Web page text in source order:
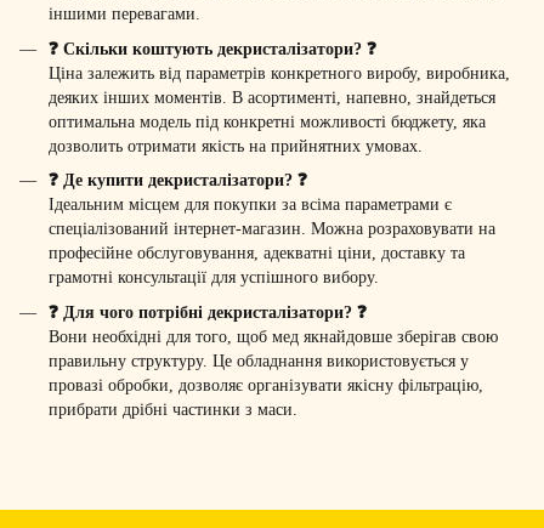
іншими перевагами.
❓ Скільки коштують декристалізатори? ❓
Ціна залежить від параметрів конкретного виробу, виробника,
деяких інших моментів. В асортименті, напевно, знайдеться
оптимальна модель під конкретні можливості бюджету, яка
дозволить отримати якість на прийнятних умовах.
❓ Де купити декристалізатори? ❓
Ідеальним місцем для покупки за всіма параметрами є
спеціалізований інтернет-магазин. Можна розраховувати на
професійне обслуговування, адекватні ціни, доставку та
грамотні консультації для успішного вибору.
❓ Для чого потрібні декристалізатори? ❓
Вони необхідні для того, щоб мед якнайдовше зберігав свою
правильну структуру. Це обладнання використовується у
провазі обробки, дозволяє організувати якісну фільтрацію,
прибрати дрібні частинки з маси.